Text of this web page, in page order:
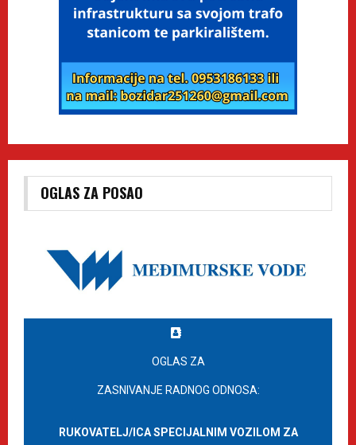
OGLAS ZA POSAO
OGLAS ZA
ZASNIVANJE RADNOG ODNOSA:
RUKOVATELJ/ICA SPECIJALNIM VOZILOM ZA